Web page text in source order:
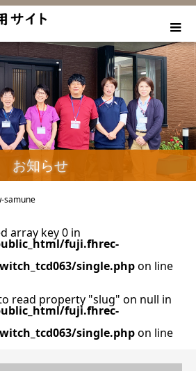
お知らせ
samune
array key 0 in
fuji.fhrec-
single.phpon line
read property "slug" on null in
fuji.fhrec-
single.phpon line